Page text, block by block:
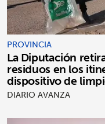
PROVINCIA
La Diputación
residuos en los
dispositivo de
DIARIO AVANZA